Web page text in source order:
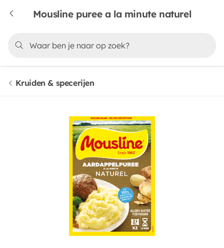
Mousline puree a la minute naturel
Kruiden & specerijen